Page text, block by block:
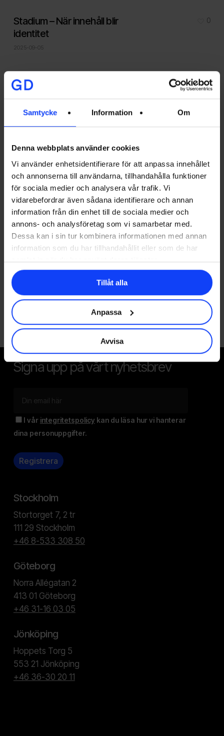
Samtycke Information Om
Denna webbplats använder cookies
Vi använder enhetsidentifierare för att anpassa innehållet
och annonserna till användarna, tillhandahålla funktioner
för sociala medier och analysera vår trafik. Vi
vidarebefordrar även sådana identifierare och annan
information från din enhet till de sociala medier och
annons- och analysföretag som vi samarbetar med.
Dessa kan i sin tur kombinera informationen med annan
information som du har tillhandahållit eller som de har
samlat in när du har använt deras tjänster.
Tillåt alla
Anpassa
Avvisa
Stadium – När innehåll blir
identitet
2025-09-05
0
Aloba – A tiny fair art 0
Skånska byggvaror – Drömmen
om uterummet
0
Ford – Årets vinterhjälte
Axelent – Säkerhet med fantasi
Signa upp på vårt nyhetsbrev
I vår integritetspolicy kan du läsa hur vi hanterar
dina personuppgifter.
Stockholm
Stortorget 7, 2 tr
111 29 Stockholm
+46 8-533 308 50
Göteborg
Norra Allégatan 2
413 01 Göteborg
+46 31-16 03 05
Jönköping
Hoppets Torg 5
553 21 Jönköping
+46 36-30 20 11